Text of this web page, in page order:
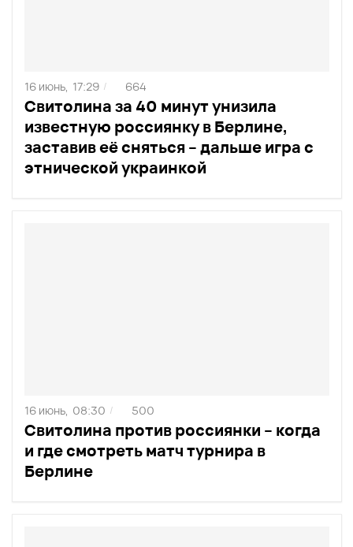
Свитолина за 40 минут унизила
известную россиянку в Берлине,
заставив её сняться – дальше игра с
этнической украинкой
16 июнь, 17:29 / 664
Свитолина против россиянки – когда
и где смотреть матч турнира в
Берлине
16 июнь, 08:30 / 500